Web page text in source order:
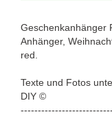
Geschenkanhänger
Anhänger,
red.
Texte und Fotos
DIY ©